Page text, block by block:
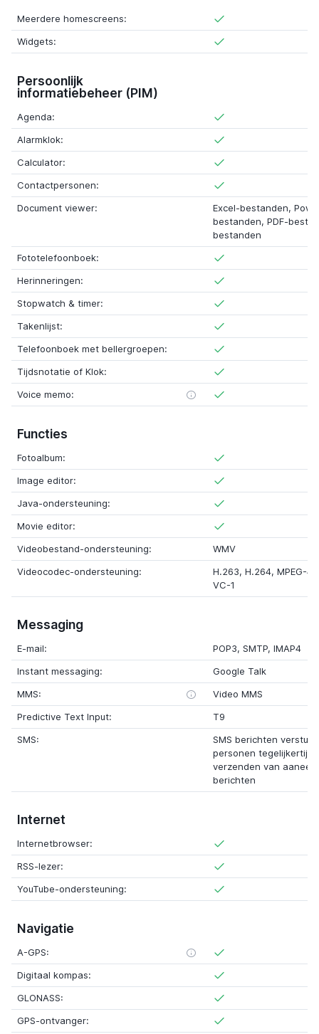
Meerdere homescreens:
Widgets:
Persoonlijk
informatiebeheer (PIM)
Agenda:
Alarmklok:
Calculator:
Contactpersonen:
Document viewer:
Excel-bestanden,
bestanden, PDF-
bestanden
Fototelefoonboek:
Herinneringen:
Stopwatch & timer:
Takenlijst:
Telefoonboek met bellergroepen:
Tijdsnotatie of Klok:
Voice memo:
Functies
Fotoalbum:
Image editor:
Java-ondersteuning:
Movie editor:
Videobestand-ondersteuning:
WMV
Videocodec-ondersteuning:
H.263, H.264, MPEG-
VC-1
Messaging
E-mail:
POP3, SMTP, IMAP4
Instant messaging:
Google Talk
MMS:
Video MMS
Predictive Text Input:
T9
SMS:
SMS berichten
personen tegelijkertijd,
verzenden van
berichten
Internet
Internetbrowser:
RSS-lezer:
YouTube-ondersteuning:
Navigatie
A-GPS:
Digitaal kompas:
GLONASS:
GPS-ontvanger: